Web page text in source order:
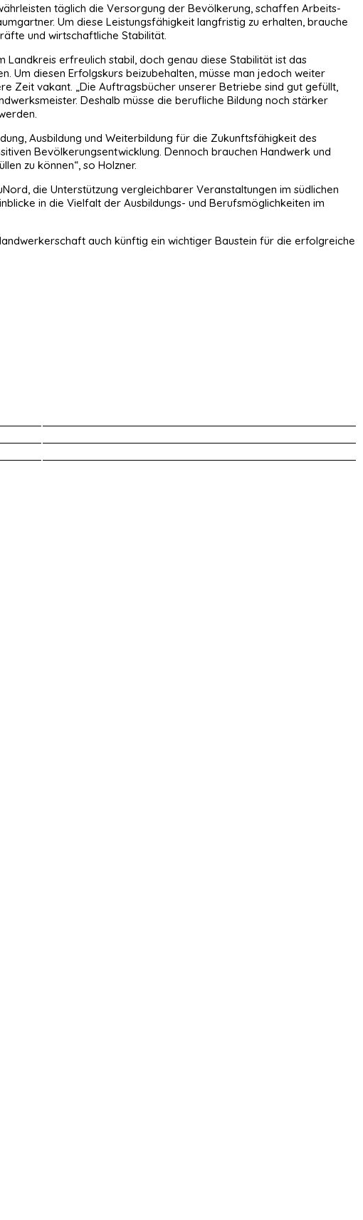
täglich die Versorgung der Bevölkerung, schaffen Arbeits-
Um diese Leistungsfähigkeit langfristig zu erhalten, brauche
und wirtschaftliche Stabilität.
erfreulich stabil, doch genau diese Stabilität ist das
Um diesen Erfolgskurs beizubehalten, müsse man jedoch weiter
Zeit vakant. „Die Auftragsbücher unserer Betriebe sind gut gefüllt,
Deshalb müsse die berufliche Bildung noch stärker
Ausbildung und Weiterbildung für die Zukunftsfähigkeit des
Bevölkerungsentwicklung. Dennoch brauchen Handwerk und
zu können“, so Holzner.
die Unterstützung vergleichbarer Veranstaltungen im südlichen
in die Vielfalt der Ausbildungs- und Berufsmöglichkeiten im
auch künftig ein wichtiger Baustein für die erfolgreiche